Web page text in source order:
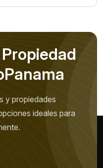
Propiedad
Panama
y propiedades
ideales para